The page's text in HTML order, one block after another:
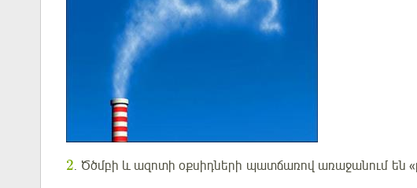
2. Ծծմբի և ազոտի օքսիդների պատճառով առաջանում են